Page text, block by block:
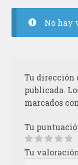
No hay
Tu dirección
publicada.
marcados
Tu
Tu